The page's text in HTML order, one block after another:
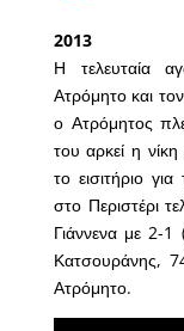
2013
Η τελευταία
Ατρόμητο και
ο Ατρόμητος
του αρκεί η
το εισιτήριο
στο Περιστέρι
Γιάννενα με 2-1
Κατσουράνης,
Ατρόμητο.